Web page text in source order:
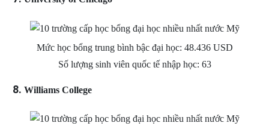
Mức học bổng trung bình bậc đại học: 48.436 USD
Số lượng sinh viên quốc tế nhập học: 63
Williams College